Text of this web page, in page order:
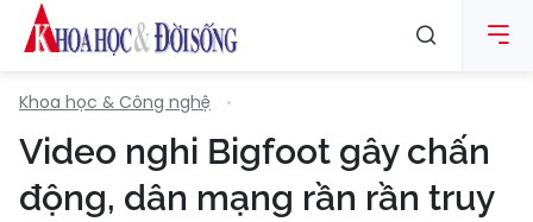
Khoa học & Công nghệ
Video nghi Bigfoot gây chấn
động, dân mạng rần rần truy